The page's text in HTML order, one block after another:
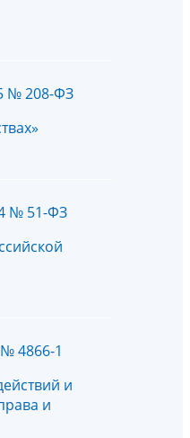
№ 208-ФЗ
№ 51-ФЗ
4866-1
и
и